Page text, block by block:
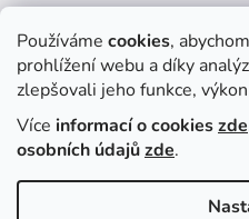
Používáme cookies,
prohlížení webu a díky
zlepšovali jeho funkce,
Více informací o cookieszde
osobních údajůzde.
Kojenecká
Hodnocení
| Ivana
Krásné
Facebook